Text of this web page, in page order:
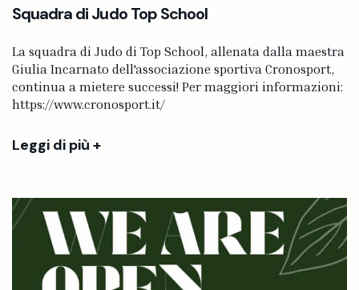
Squadra di Judo Top School
La squadra di Judo di Top School, allenata dalla maestra
Giulia Incarnato dell'associazione sportiva Cronosport,
continua a mietere successi! Per maggiori informazioni:
https://www.cronosport.it/
Leggi di più +